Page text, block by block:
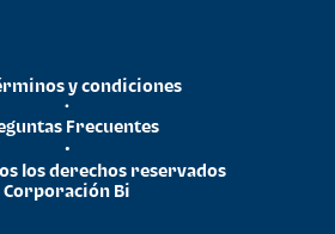
los derechos reservados
Corporación Bi
•
Frecuentes
•
y condiciones